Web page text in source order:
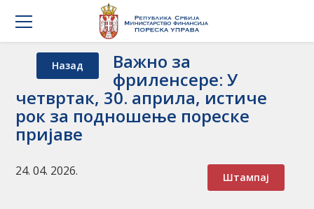
Назад Важно за
фриленсере: У
четвртак, 30. априла, истиче
рок за подношење пореске
пријаве
Штампај
24. 04. 2026.